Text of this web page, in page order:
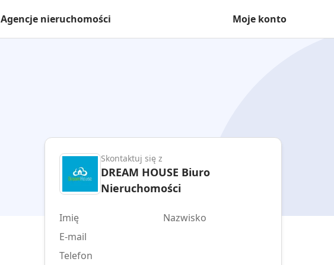
Agencje nieruchomości Moje konto
Skontaktuj się z
DREAM HOUSE Biuro
Nieruchomości